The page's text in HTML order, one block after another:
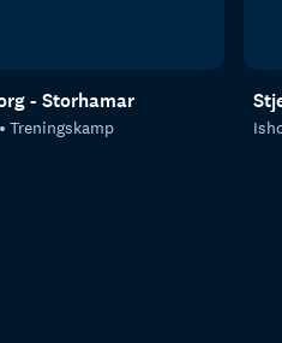
- Storhamar
Treningskamp